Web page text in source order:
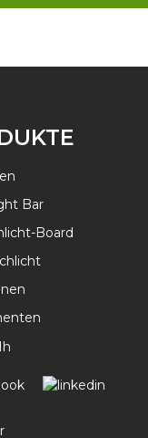
Bar
Board